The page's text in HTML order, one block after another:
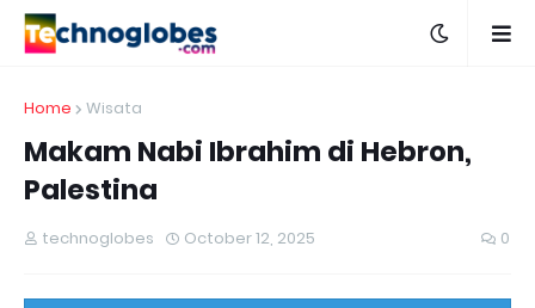
Home Wisata
Makam Nabi Ibrahim di Hebron,
Palestina
technoglobes October 12, 2025 0